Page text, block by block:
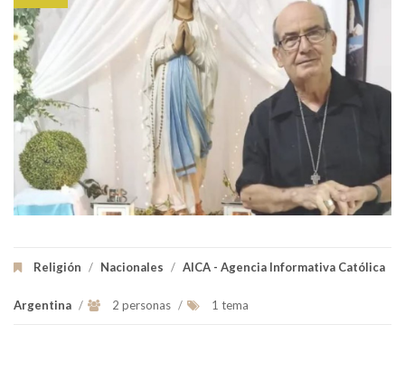
Religión / Nacionales / AICA - Agencia Informativa Católica
Argentina / 2 personas / 1 tema